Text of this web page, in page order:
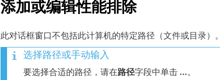
添加或编辑性能排除
此对话框窗口不包括此计算机的特定路径（文件或目录）。
选择路径或手动输入
要选择合适的路径，请在路径字段中单击 ...。